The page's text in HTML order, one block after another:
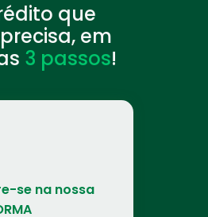
que
em
3 passos!
se na nossa